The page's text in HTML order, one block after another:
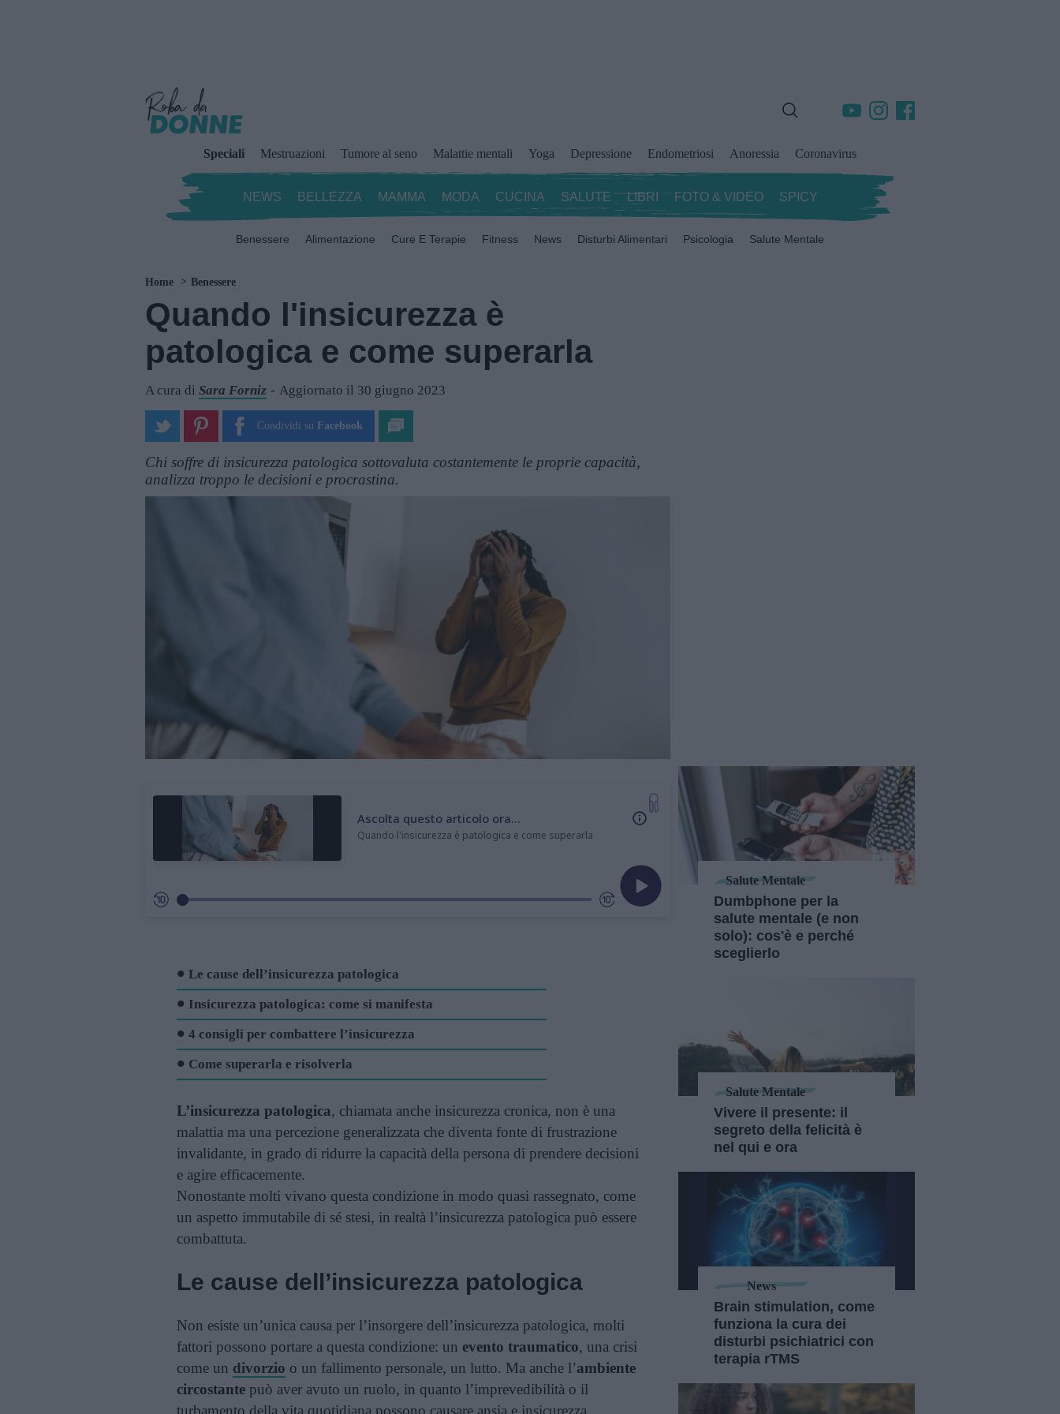
Speciali Mestruazioni Tumore al seno Malattie mentali Yoga Depressione Endometriosi Anoressia Coronavirus
NEWS BELLEZZA MAMMA MODA CUCINA SALUTE LIBRI FOTO & VIDEO SPICY
Benessere Alimentazione Cure E Terapie Fitness News Disturbi Alimentari Psicologia Salute Mentale
Home Benessere
Quando l'insicurezza è
patologica e come superarla
A cura di Sara Forniz Aggiornato il 30 giugno 2023
Condividi su Facebook
Chi soffre di insicurezza patologica sottovaluta costantemente le proprie capacità,
analizza troppo le decisioni e procrastina.
Ascolta questo articolo ora...
Quando l'insicurezza è patologica e come superarla
Le cause dell’insicurezza patologica
Insicurezza patologica: come si manifesta
4 consigli per combattere l’insicurezza
Come superarla e risolverla
L’insicurezza patologica, chiamata anche insicurezza cronica, non è una
malattia ma una percezione generalizzata che diventa fonte di frustrazione
invalidante, in grado di ridurre la capacità della persona di prendere decisioni
e agire efficacemente.
Nonostante molti vivano questa condizione in modo quasi rassegnato, come
un aspetto immutabile di sé stesi, in realtà l’insicurezza patologica può essere
combattuta.
Le cause dell’insicurezza patologica
Non esiste un’unica causa per l’insorgere dell’insicurezza patologica, molti
fattori possono portare a questa condizione: un evento traumatico, una crisi
come un divorzio o un fallimento personale, un lutto. Ma anche l’ambiente
circostante può aver avuto un ruolo, in quanto l’imprevedibilità o il
turbamento della vita quotidiana possono causare ansia e insicurezza.
Salute Mentale
Dumbphone per la
salute mentale (e non
solo): cos'è e perché
sceglierlo
Salute Mentale
Vivere il presente: il
segreto della felicità è
nel qui e ora
News
Brain stimulation, come
funziona la cura dei
disturbi psichiatrici con
terapia rTMS